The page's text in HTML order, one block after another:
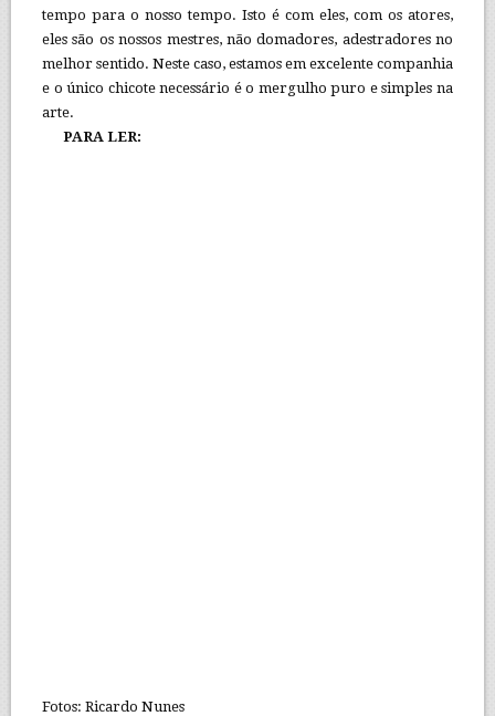
tempo para o nosso tempo. Isto é com eles, com os atores,
eles são os nossos mestres, não domadores, adestradores no
melhor sentido. Neste caso, estamos em excelente companhia
e o único chicote necessário é o mergulho puro e simples na
arte.
PARA LER:
Fotos: Ricardo Nunes